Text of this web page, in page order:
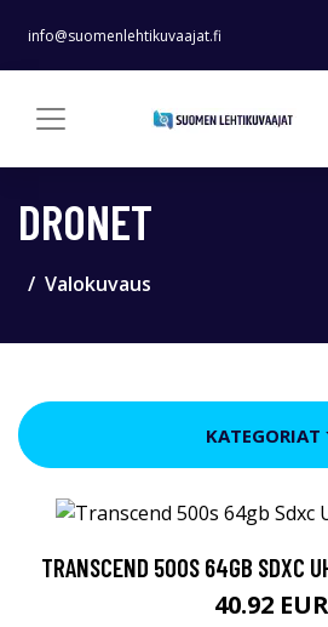
info@suomenlehtikuvaajat.fi
DRONET
Valokuvaus
KATEGORIAT
TRANSCEND 500S 64GB SDXC
40.92 EUR